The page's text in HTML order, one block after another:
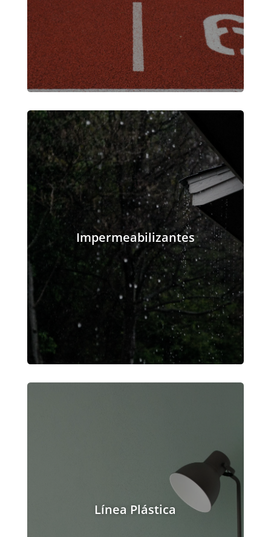
Impermeabilizantes
Línea Plástica